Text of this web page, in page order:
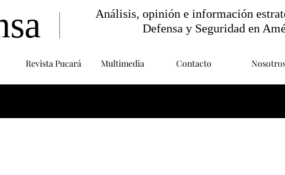
Revista Pucará Multimedia Contacto
Análisis, opinión e información
Defensa y Seguridad en